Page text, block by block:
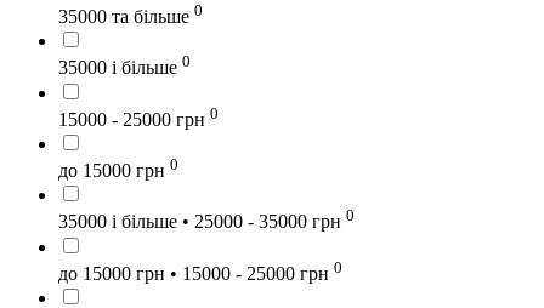
35000 та більше 0
35000 і більше 0
15000 - 25000 грн 0
до 15000 грн 0
35000 і більше • 25000 - 35000 грн 0
до 15000 грн • 15000 - 25000 грн 0